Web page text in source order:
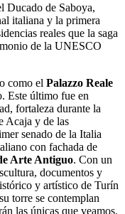
Ducado de Saboya,
italiana y la primera
reales que la saga
de la UNESCO
como el Palazzo Reale
Este último fue en
fortaleza durante la
Acaja y de las
senado de la Italia
con fachada de
Arte Antiguo. Con un
documentos y
y artístico de Turín
torre se contemplan
las únicas que veamos.